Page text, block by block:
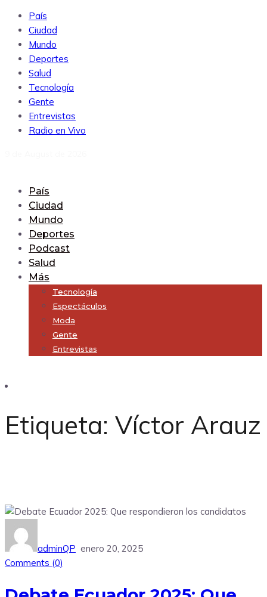
País
Ciudad
Mundo
Deportes
Salud
Tecnología
Gente
Entrevistas
Radio en Vivo
País
Ciudad
Mundo
Deportes
Podcast
Salud
Más
Tecnología
Espectáculos
Moda
Gente
Entrevistas
Etiqueta: Víctor Arauz
adminQP enero 20, 2025
Comments (0)